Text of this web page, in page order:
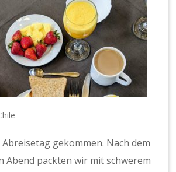
gekommen. Nach dem
Abend packten wir mit schwerem